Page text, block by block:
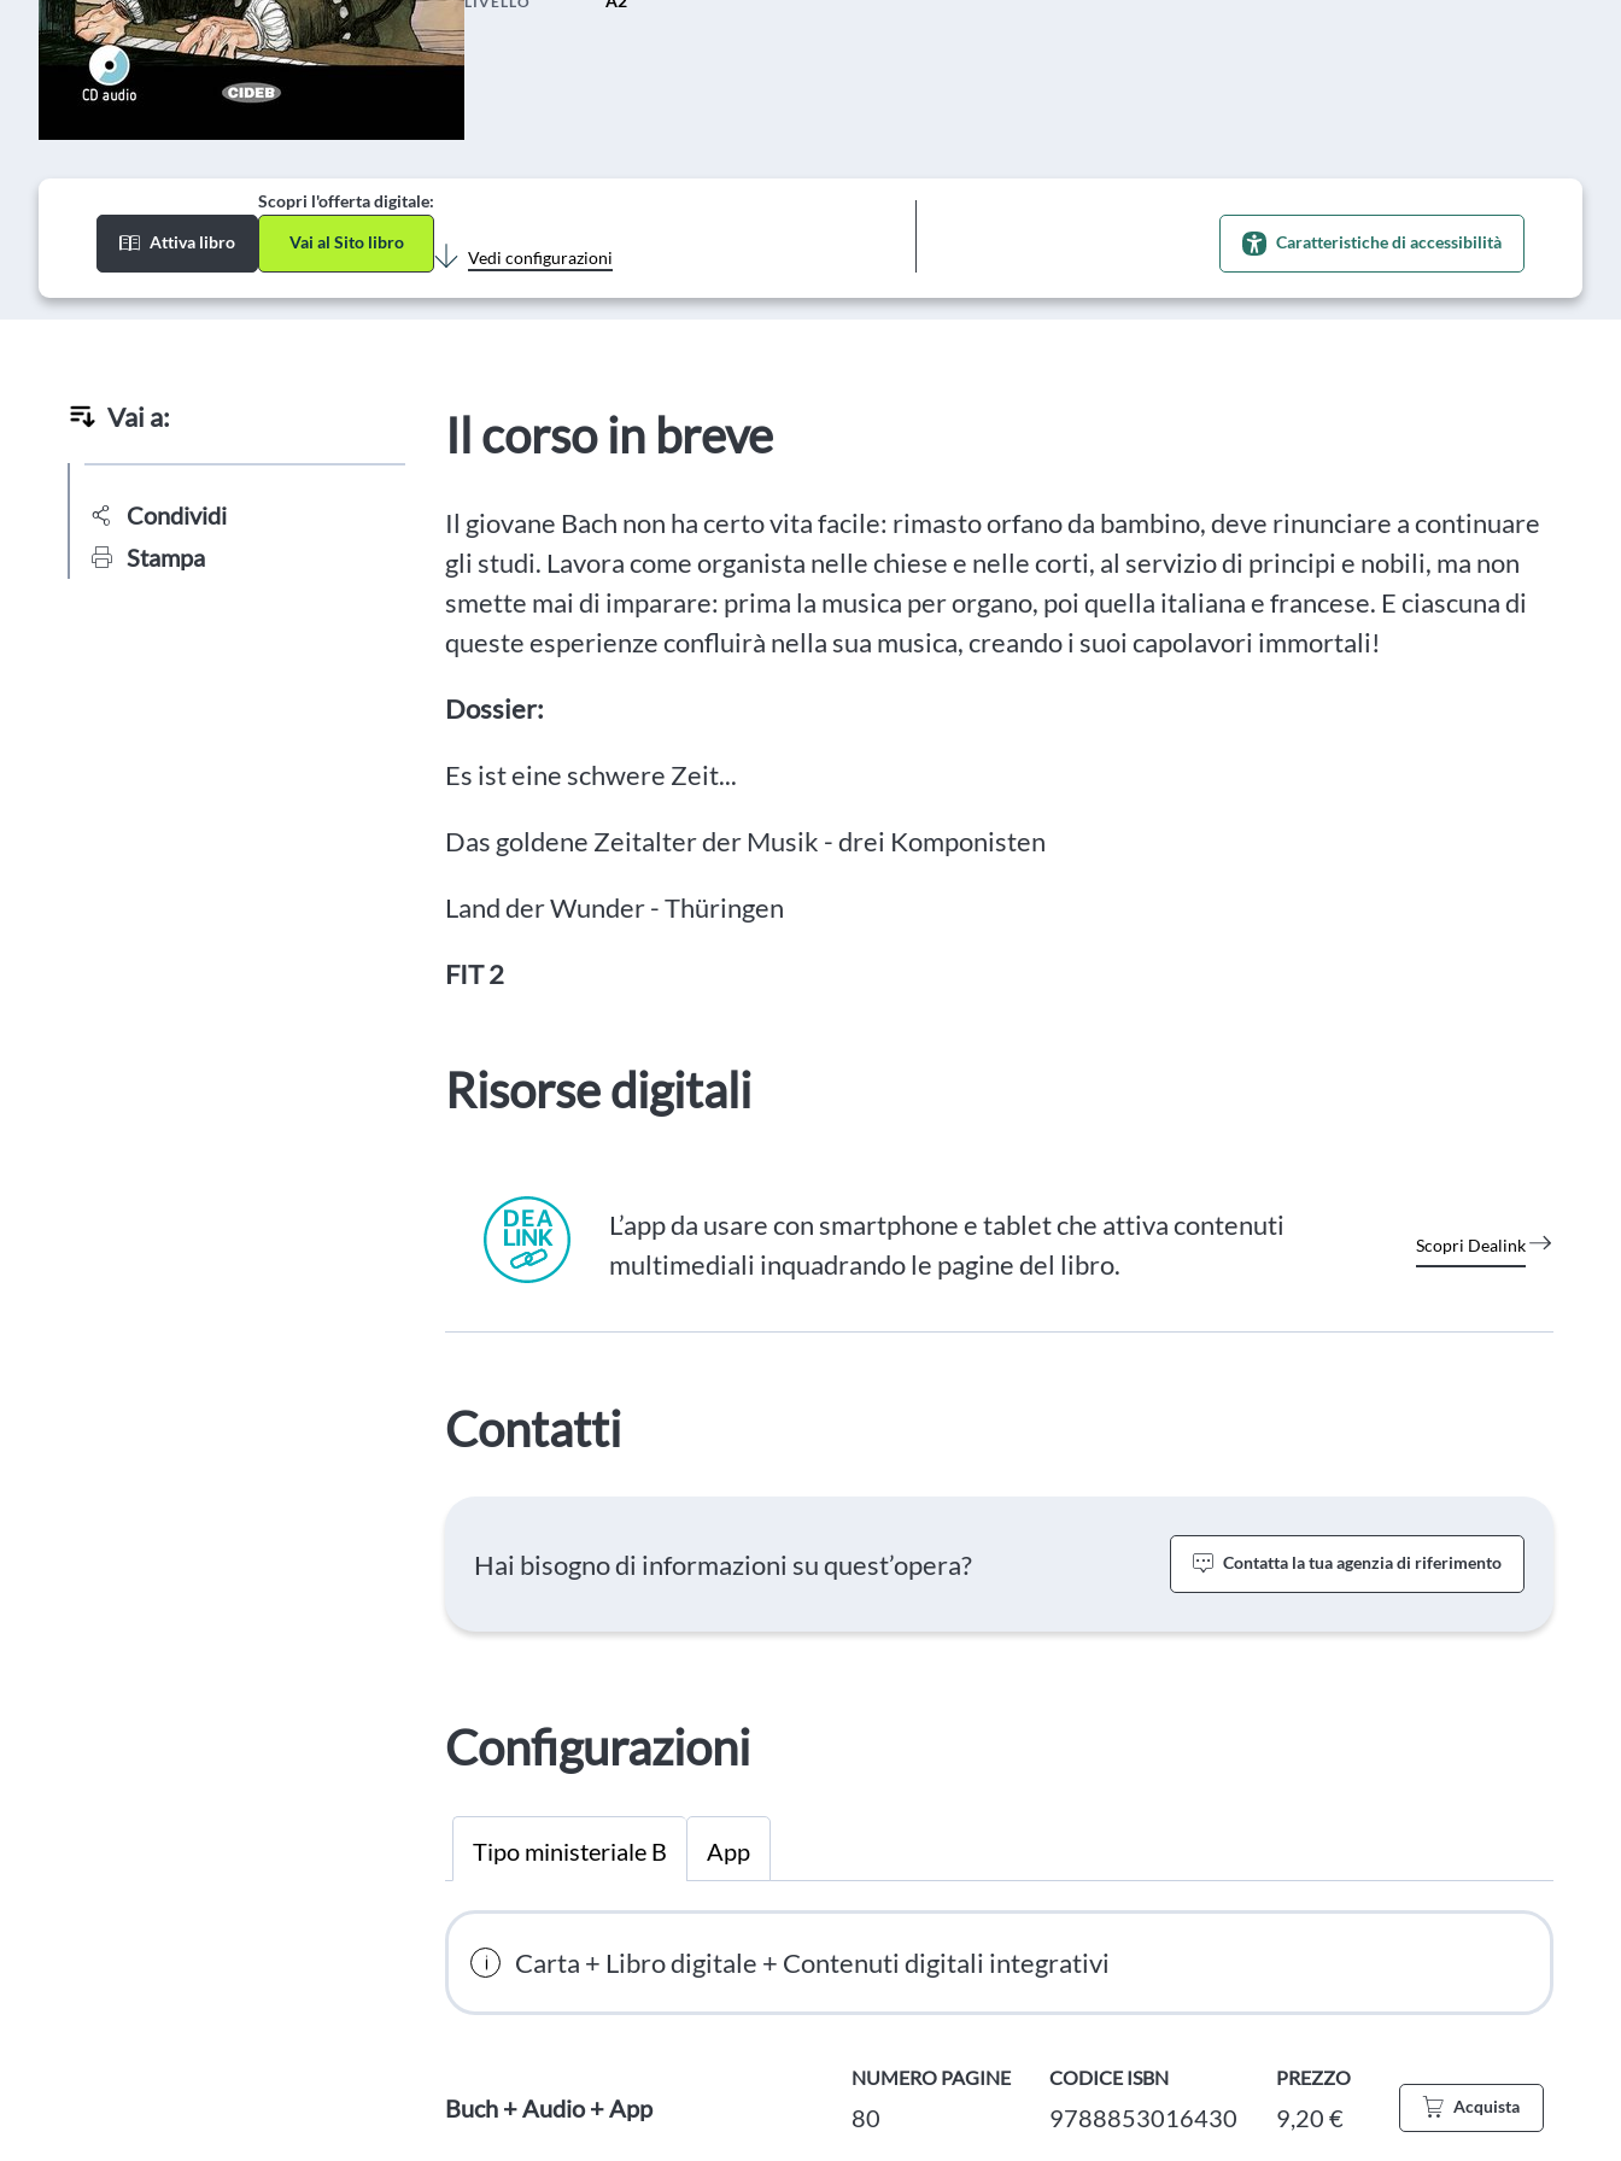
Attiva libro
Scopri l'offerta digitale:
Vai al Sito libro
Vedi configurazioni
Caratteristiche di accessibilità
Vai a:
Condividi
Stampa
Il corso in breve
Il giovane Bach non ha certo vita facile: rimasto orfano da bambino, deve rinunciare a continuare
gli studi. Lavora come organista nelle chiese e nelle corti, al servizio di principi e nobili, ma non
smette mai di imparare: prima la musica per organo, poi quella italiana e francese. E ciascuna di
queste esperienze confluirà nella sua musica, creando i suoi capolavori immortali!
Dossier:
Es ist eine schwere Zeit...
Das goldene Zeitalter der Musik - drei Komponisten
Land der Wunder - Thüringen
FIT 2
Risorse digitali
L’app da usare con smartphone e tablet che attiva contenuti
multimediali inquadrando le pagine del libro.
Scopri Dealink
Contatti
Hai bisogno di informazioni su quest’opera? Contatta la tua agenzia di riferimento
Configurazioni
Tipo ministeriale B App
Carta + Libro digitale + Contenuti digitali integrativi
Buch + Audio + App
NUMERO PAGINE
80
CODICE ISBN
9788853016430
PREZZO
9,20 € Acquista